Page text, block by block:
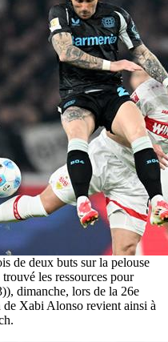
de deux buts sur la pelouse
les ressources pour
dimanche, lors de la 26e
Xabi Alonso revient ainsi à